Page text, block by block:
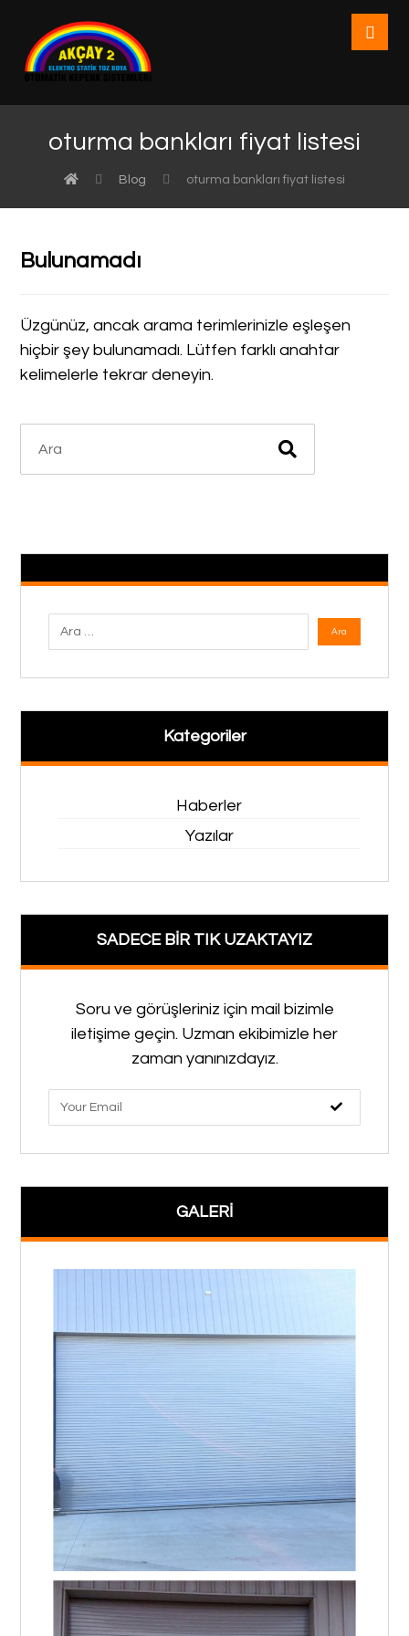
oturma bankları fiyat listesi
Blog oturma bankları fiyat listesi
Bulunamadı
Üzgünüz, ancak arama terimlerinizle eşleşen
hiçbir şey bulunamadı. Lütfen farklı anahtar
kelimelerle tekrar deneyin.
Kategoriler
Haberler
Yazılar
SADECE BİR TIK UZAKTAYIZ
Soru ve görüşleriniz için mail bizimle
iletişime geçin. Uzman ekibimizle her
zaman yanınızdayız.
GALERİ